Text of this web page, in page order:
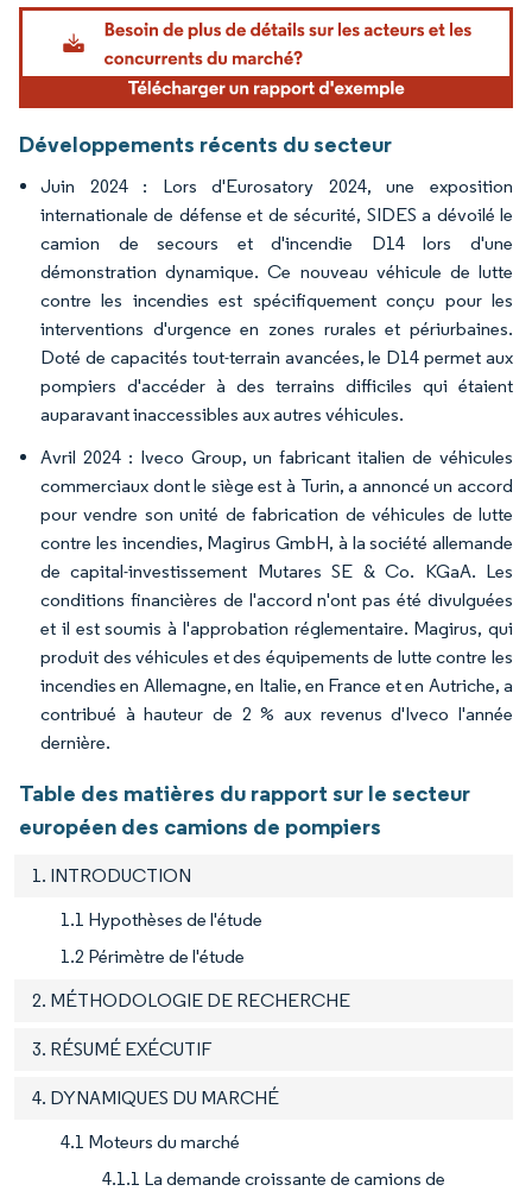
Image © Mordor Intelligence. La réutilisation nécessite une attribution sous CC BY
Développements récents du secteur
Juin 2024 : Lors d'Eurosatory 2024, une exposition
internationale de défense et de sécurité, SIDES a dévoilé le
camion de secours et d'incendie D14 lors d'une
démonstration dynamique. Ce nouveau véhicule de lutte
contre les incendies est spécifiquement conçu pour les
interventions d'urgence en zones rurales et périurbaines.
Doté de capacités tout-terrain avancées, le D14 permet aux
pompiers d'accéder à des terrains difficiles qui étaient
auparavant inaccessibles aux autres véhicules.
Avril 2024 : Iveco Group, un fabricant italien de véhicules
commerciaux dont le siège est à Turin, a annoncé un accord
pour vendre son unité de fabrication de véhicules de lutte
contre les incendies, Magirus GmbH, à la société allemande
de capital-investissement Mutares SE & Co. KGaA. Les
conditions financières de l'accord n'ont pas été divulguées
et il est soumis à l'approbation réglementaire. Magirus, qui
produit des véhicules et des équipements de lutte contre les
incendies en Allemagne, en Italie, en France et en Autriche, a
contribué à hauteur de 2 % aux revenus d'Iveco l'année
dernière.
Table des matières du rapport sur le secteur
européen des camions de pompiers
1. INTRODUCTION
1.1 Hypothèses de l'étude
1.2 Périmètre de l'étude
2. MÉTHODOLOGIE DE RECHERCHE
3. RÉSUMÉ EXÉCUTIF
4. DYNAMIQUES DU MARCHÉ
4.1 Moteurs du marché
4.1.1 La demande croissante de camions de